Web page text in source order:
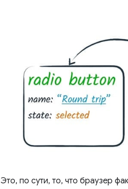
Это, по сути, то, что браузер